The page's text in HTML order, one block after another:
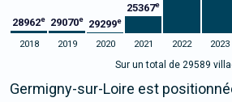
28962e 29070e 29299e
25367e
2018 2019 2020 2021 2022 2023
Sur un total de 29589
Germigny-sur-Loire est